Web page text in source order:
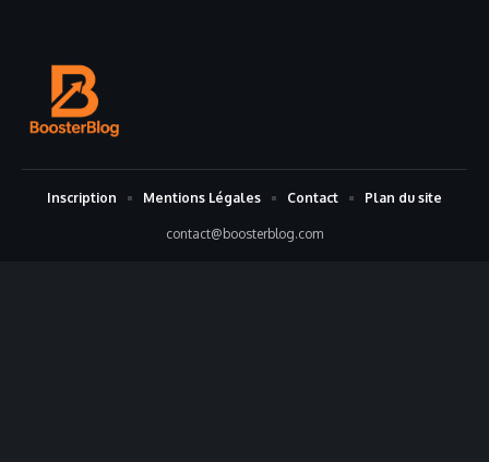
contact@boosterblog.com
Inscription Mentions Légales Contact Plan du site